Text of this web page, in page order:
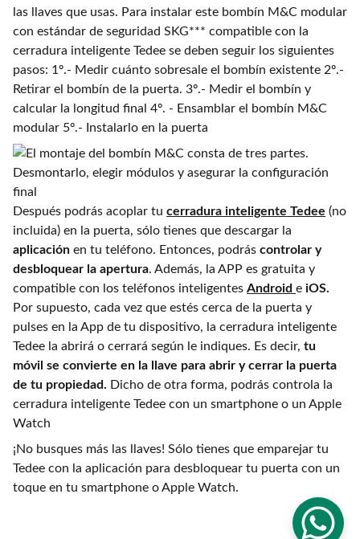
las llaves que usas. Para instalar este bombín M&C modular
con estándar de seguridad SKG*** compatible con la
cerradura inteligente Tedee se deben seguir los siguientes
pasos: 1º.- Medir cuánto sobresale el bombín existente 2º.-
Retirar el bombín de la puerta. 3º.- Medir el bombín y
calcular la longitud final 4º. - Ensamblar el bombín M&C
modular 5º.- Instalarlo en la puerta
Después podrás acoplar tu cerradura inteligente Tedee (no
incluida) en la puerta, sólo tienes que descargar la
aplicación en tu teléfono. Entonces, podrás controlar y
desbloquear la apertura. Además, la APP es gratuita y
compatible con los teléfonos inteligentes Android e iOS.
Por supuesto, cada vez que estés cerca de la puerta y
pulses en la App de tu dispositivo, la cerradura inteligente
Tedee la abrirá o cerrará según le indiques. Es decir, tu
móvil se convierte en la llave para abrir y cerrar la puerta
de tu propiedad. Dicho de otra forma, podrás controla la
cerradura inteligente Tedee con un smartphone o un Apple
Watch
¡No busques más las llaves! Sólo tienes que emparejar tu
Tedee con la aplicación para desbloquear tu puerta con un
toque en tu smartphone o Apple Watch.